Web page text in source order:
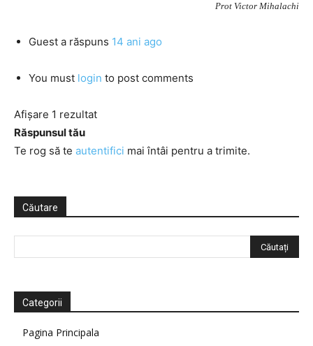
Prot Victor Mihalachi
Guest a răspuns 14 ani ago
You must login to post comments
Afișare 1 rezultat
Răspunsul tău
Te rog să te autentifici mai întâi pentru a trimite.
Căutare
Categorii
Pagina Principala